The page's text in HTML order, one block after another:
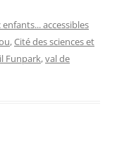
accessibles
,Cité des sciences et
Funpark,val de